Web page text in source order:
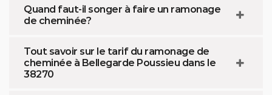
Quand faut-il songer à faire un ramonage
de cheminée?
Tout savoir sur le tarif du ramonage de
cheminée à Bellegarde Poussieu dans le
38270